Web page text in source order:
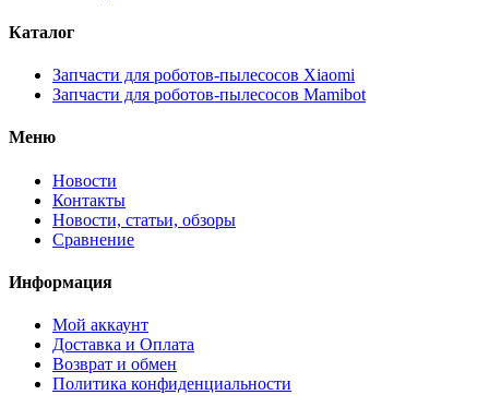
Каталог
Запчасти для роботов-пылесосов Xiaomi
Запчасти для роботов-пылесосов Mamibot
Меню
Новости
Контакты
Новости, статьи, обзоры
Сравнение
Информация
Мой аккаунт
Доставка и Оплата
Возврат и обмен
Политика конфиденциальности